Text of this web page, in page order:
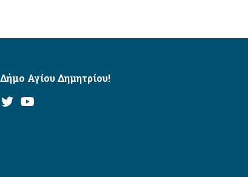
Αγίου Δημητρίου!